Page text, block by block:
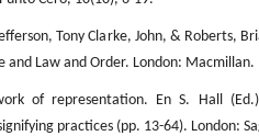
Tony Clarke, John, & Roberts,
and Law and Order. London: Macmillan.
of representation. En S. Hall
practices (pp. 13-64). London: